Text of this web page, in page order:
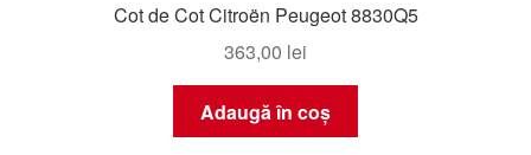
Cot de Cot Citroën Peugeot 8830Q5
363,00 lei
Adaugă în coș